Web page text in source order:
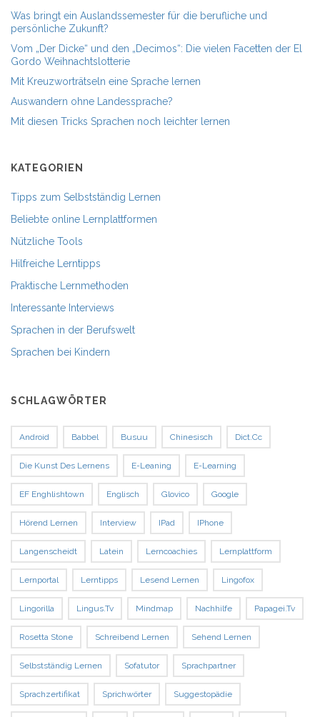
Was bringt ein Auslandssemester für die berufliche und
persönliche Zukunft?
Vom „Der Dicke“ und den „Decimos“: Die vielen Facetten der El
Gordo Weihnachtslotterie
Mit Kreuzworträtseln eine Sprache lernen
Auswandern ohne Landessprache?
Mit diesen Tricks Sprachen noch leichter lernen
KATEGORIEN
Tipps zum Selbstständig Lernen
Beliebte online Lernplattformen
Nützliche Tools
Hilfreiche Lerntipps
Praktische Lernmethoden
Interessante Interviews
Sprachen in der Berufswelt
Sprachen bei Kindern
SCHLAGWÖRTER
Android Babbel Busuu Chinesisch Dict.cc
Die Kunst Des Lernens E-Leaning E-Learning
EF Enghlishtown Englisch Glovico Google
Hörend Lernen Interview IPad IPhone
Langenscheidt Latein Lerncoachies Lernplattform
Lernportal Lerntipps Lesend Lernen Lingofox
Lingorilla Lingus.tv Mindmap Nachhilfe Papagei.tv
Rosetta Stone Schreibend Lernen Sehend Lernen
Selbstständig Lernen Sofatutor Sprachpartner
Sprachzertifikat Sprichwörter Suggestopädie